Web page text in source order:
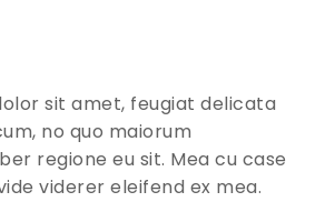
sit amet, feugiat delicata
no quo maiorum
regione eu sit. Mea cu case
viderer eleifend ex mea.